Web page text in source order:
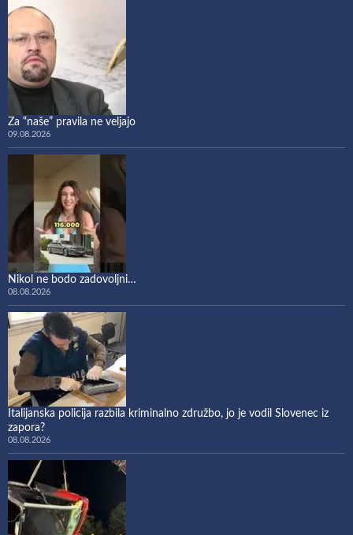
Za “naše” pravila ne veljajo
09.08.2026
Nikol ne bodo zadovoljni…
08.08.2026
Italijanska policija razbila kriminalno združbo, jo je vodil Slovenec iz
zapora?
08.08.2026